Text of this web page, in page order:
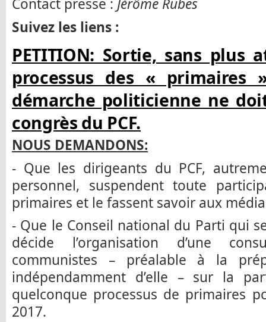
Contact presse : Jérôme Rubes
Suivez les liens :
PETITION: Sortie, sans plus
processus des «
démarche politicienne ne
congrès du PCF.
NOUS DEMANDONS:
- Que les dirigeants du PCF,
personnel, suspendent toute
primaires et le fassent savoir aux
- Que le Conseil national du Parti qui
décide l’organisation d’une
communistes – préalable à la
indépendamment d’elle – sur la
quelconque processus de primaires
2017.